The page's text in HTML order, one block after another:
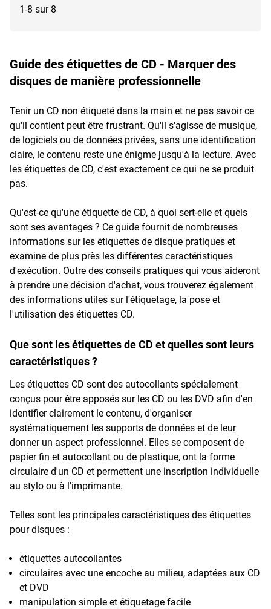
1-8 sur 8
Guide des étiquettes de CD - Marquer des
disques de manière professionnelle
Tenir un CD non étiqueté dans la main et ne pas savoir ce
qu'il contient peut être frustrant. Qu'il s'agisse de musique,
de logiciels ou de données privées, sans une identification
claire, le contenu reste une énigme jusqu'à la lecture. Avec
les étiquettes de CD, c'est exactement ce qui ne se produit
pas.
Qu'est-ce qu'une étiquette de CD, à quoi sert-elle et quels
sont ses avantages ? Ce guide fournit de nombreuses
informations sur les étiquettes de disque pratiques et
examine de plus près les différentes caractéristiques
d'exécution. Outre des conseils pratiques qui vous aideront
à prendre une décision d'achat, vous trouverez également
des informations utiles sur l'étiquetage, la pose et
l'utilisation des étiquettes CD.
Que sont les étiquettes de CD et quelles sont leurs
caractéristiques ?
Les étiquettes CD sont des autocollants spécialement
conçus pour être apposés sur les CD ou les DVD afin d'en
identifier clairement le contenu, d'organiser
systématiquement les supports de données et de leur
donner un aspect professionnel. Elles se composent de
papier fin et autocollant ou de plastique, ont la forme
circulaire d'un CD et permettent une inscription individuelle
au stylo ou à l'imprimante.
Telles sont les principales caractéristiques des étiquettes
pour disques :
étiquettes autocollantes
circulaires avec une encoche au milieu, adaptées aux CD
et DVD
manipulation simple et étiquetage facile